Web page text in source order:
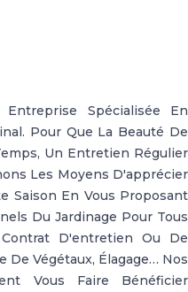
Spécialisée En
Pour Que La Beauté De
Un Entretien Régulier
Les Moyens D'apprécier
Saison En Vous Proposant
Du Jardinage Pour Tous
D'entretien Ou De
De Végétaux, Élagage… Nos
Vous Faire Bénéficier